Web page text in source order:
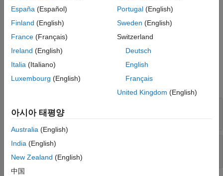
마지막 대리자까지 완료되면 이 메서드는 최종 경계 구분 기호를
반환한 다음stop=true 를 설정하여 메시지의 끝을 나타냅니다.
이 메서드는 getData
입력 인수
모두 확장
matlab.net.http.io.MultipartProvider
length
double형
España (Español)
Finland (English)
France (Français)
Ireland (English)
Italia (Italiano)
Luxembourg (English)
Portugal(English)
Sweden (English)
Switzerland
Deutsch
English
Français
United Kingdom (English)
아시아 태평양
Australia (English)
India (English)
New Zealand (English)
中国